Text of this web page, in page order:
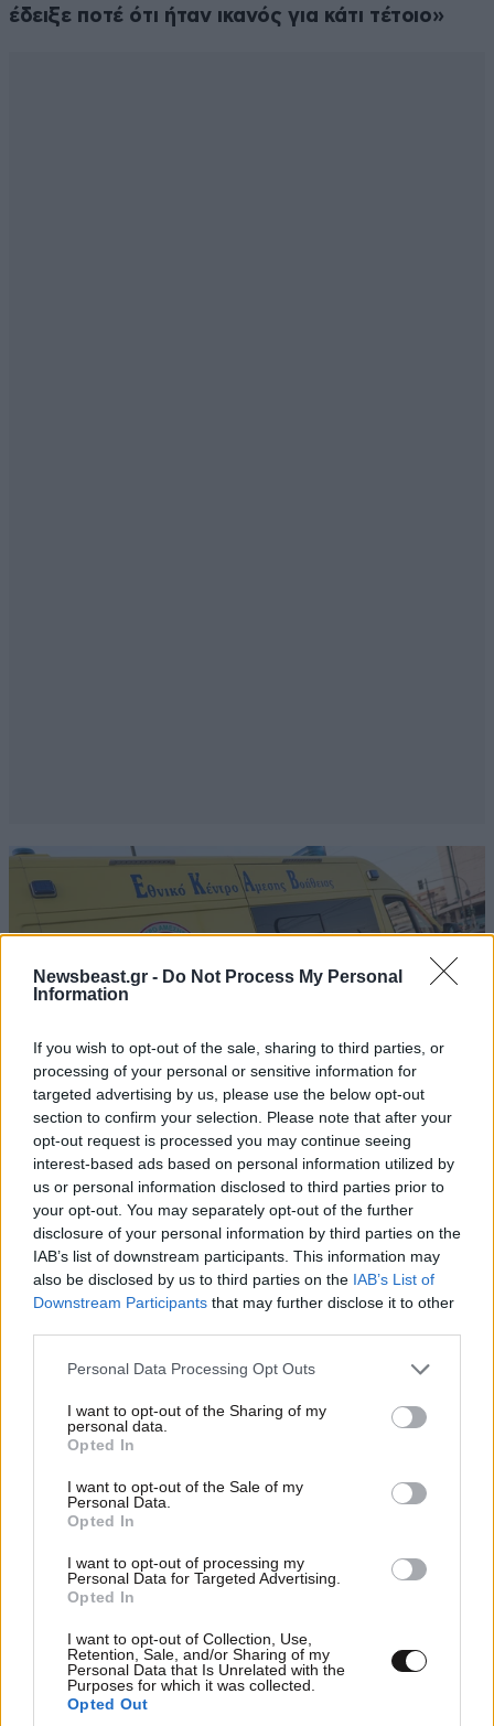
Newsbeast.gr - Do Not Process My Personal
Information
If you wish to opt-out of the sale, sharing to third parties, or
processing of your personal or sensitive information for
targeted advertising by us, please use the below opt-out
section to confirm your selection. Please note that after your
opt-out request is processed you may continue seeing
interest-based ads based on personal information utilized by
us or personal information disclosed to third parties prior to
your opt-out. You may separately opt-out of the further
disclosure of your personal information by third parties on the
IAB’s list of downstream participants. This information may
also be disclosed by us to third parties on the IAB’s List of
Downstream Participants that may further disclose it to other
Please note that this website/app uses one or more Google
not limited to your visit or usage behaviour. You may click to
grant or deny consent to Google and its third-party tags to
use your data for below specified purposes in below Google
consent section.
Personal Data Processing Opt Outs
I want to opt-out of the Sharing of my
personal data.
Opted In
I want to opt-out of the Sale of my
Personal Data.
Opted In
I want to opt-out of processing my
Personal Data for Targeted Advertising.
Opted In
I want to opt-out of Collection, Use,
Retention, Sale, and/or Sharing of my
Personal Data that Is Unrelated with the
Purposes for which it was collected.
Opted Out
έδειξε ποτέ ότι ήταν ικανός για κάτι τέτοιο»
ΕΛΛΑΔΑ28 λ. πριν
Γυναίκα έπεσε σε ακάλυπτο από τον 5ο όροφο
πολυκατοικίας στη Μιχαλακοπούλου –
Ανασύρθηκε χωρίς τις αισθήσεις της
LIFESTYLE1 ω. πριν
Ρίτσαρντ Γκιρ: Σάλος για τη διαφορά 48 ετών
με τη συμπρωταγωνίστριά του – «Θα μπορούσε
να είναι εγγονή του»